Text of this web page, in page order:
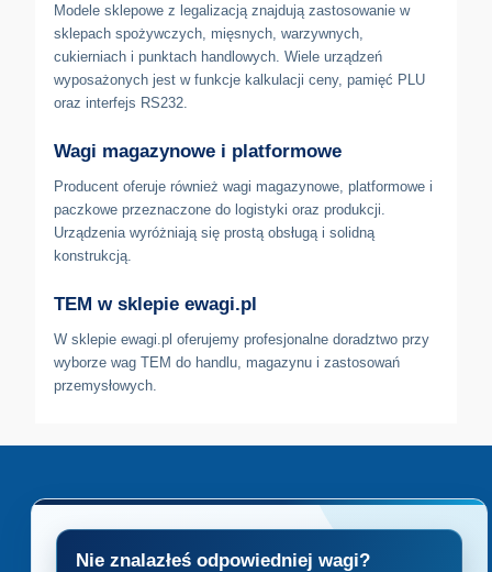
Modele sklepowe z legalizacją znajdują zastosowanie w
sklepach spożywczych, mięsnych, warzywnych,
cukierniach i punktach handlowych. Wiele urządzeń
wyposażonych jest w funkcje kalkulacji ceny, pamięć PLU
oraz interfejs RS232.
Wagi magazynowe i platformowe
Producent oferuje również wagi magazynowe, platformowe i
paczkowe przeznaczone do logistyki oraz produkcji.
Urządzenia wyróżniają się prostą obsługą i solidną
konstrukcją.
TEM w sklepie ewagi.pl
W sklepie ewagi.pl oferujemy profesjonalne doradztwo przy
wyborze wag TEM do handlu, magazynu i zastosowań
przemysłowych.
Nie znalazłeś odpowiedniej wagi?